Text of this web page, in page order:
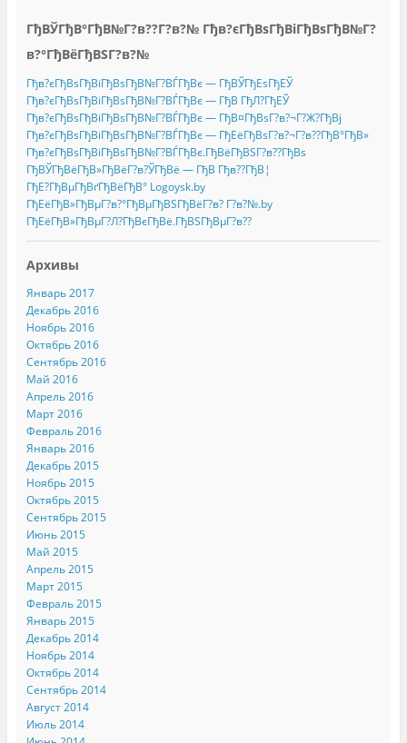
ГђВЎГђВ°ГђВ№Г?в??Г?в?№ Гђв?єГђВѕГђВіГђВѕГђВ№Г?
в?°ГђВёГђВЅГ?в?№
Гђв?єГђВѕГђВіГђВѕГђВ№Г?ВЃГђВє — ГђВЎГђЕѕГђЕЎ
Гђв?єГђВѕГђВіГђВѕГђВ№Г?ВЃГђВє — ГђВ ГђЛ?ГђЕЎ
Гђв?єГђВѕГђВіГђВѕГђВ№Г?ВЃГђВє — ГђВ¤ГђВѕГ?в?¬Г?Ж?ГђВј
Гђв?єГђВѕГђВіГђВѕГђВ№Г?ВЃГђВє — ГђЕёГђВѕГ?в?¬Г?в??ГђВ°ГђВ»
Гђв?єГђВѕГђВіГђВѕГђВ№Г?ВЃГђВє.ГђВёГђВЅГ?в??ГђВѕ
ГђВЎГђВёГђВ»ГђВёГ?в?ЎГђВё — ГђВ Гђв??ГђВ¦
ГђЕ?ГђВµГђВґГђВёГђВ° Logoysk.by
ГђЕёГђВ»ГђВµГ?в?°ГђВµГђВЅГђВёГ?в? Г?в?№.by
ГђЕёГђВ»ГђВµГ?Л?ГђВєГђВё.ГђВЅГђВµГ?в??
Архивы
Январь 2017
Декабрь 2016
Ноябрь 2016
Октябрь 2016
Сентябрь 2016
Май 2016
Апрель 2016
Март 2016
Февраль 2016
Январь 2016
Декабрь 2015
Ноябрь 2015
Октябрь 2015
Сентябрь 2015
Июнь 2015
Май 2015
Апрель 2015
Март 2015
Февраль 2015
Январь 2015
Декабрь 2014
Ноябрь 2014
Октябрь 2014
Сентябрь 2014
Август 2014
Июль 2014